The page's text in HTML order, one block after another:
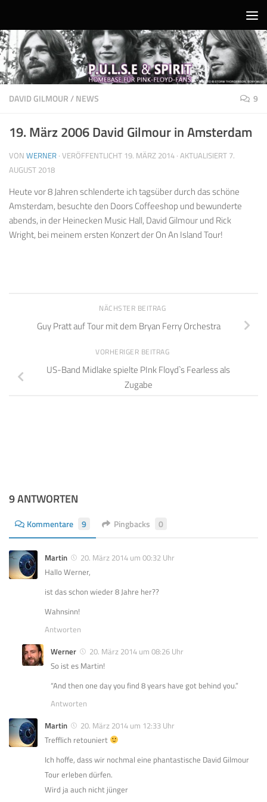
DAVID GILMOUR/NEWS 9
19. März 2006 David Gilmour in Amsterdam
VON WERNER · VERÖFFENTLICHT 19. MÄRZ 2014 · AKTUALISIERT 7.
AUGUST 2018
Heute vor 8 Jahren schlenderte ich tagsüber durch das schöne
Amsterdam, besuchte den Doors Coffeeshop und bewunderte
abends, in der Heinecken Music Hall, David Gilmour und Rick
Wright, bei meinem ersten Konzert der On An Island Tour!
NÄCHSTER BEITRAG
Guy Pratt auf Tour mit dem Bryan Ferry Orchestra
VORHERIGER BEITRAG
US-Band Midlake spielte PInk Floyd`s Fearless als
Zugabe
9 ANTWORTEN
Kommentare 9 Pingbacks 0
Martin
20. März 2014 um 00:32 Uhr
Hallo Werner,
ist das schon wieder 8 Jahre her??
Wahnsinn!
Antworten
Werner
20. März 2014 um 08:26 Uhr
So ist es Martin!
“And then one day you find 8 years have got behind you.”
Antworten
Martin
20. März 2014 um 12:33 Uhr
Trefflich retouniert
Ich hoffe, dass wir nochmal eine phantastische David Gilmour
Tour erleben dürfen.
Wird ja auch nicht jünger